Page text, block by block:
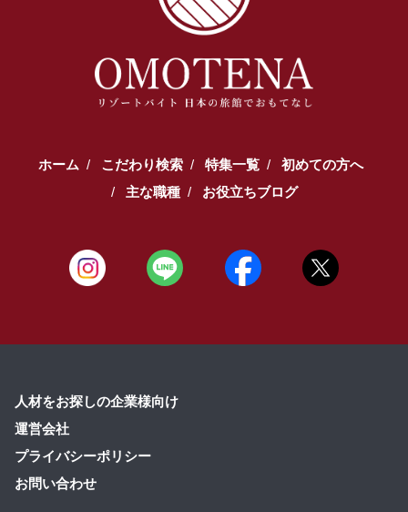
ホーム こだわり検索 特集一覧
初めての方へ
主な職種
お役立ちブログ
人材をお探しの企業様向け
運営会社
プライバシーポリシー
お問い合わせ